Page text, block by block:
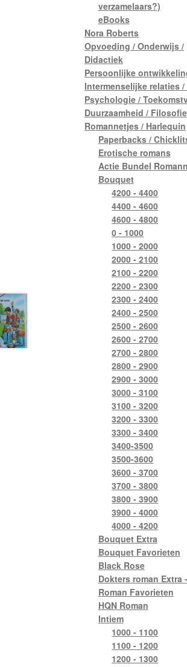
verzamelaars?)
eBooks
Nora Roberts
Opvoeding / Onderwijs /
Didactiek
Persoonlijke
Intermenselijke relaties
Psychologie /
Duurzaamheid / Filosofie
Romannetjes / Harlequin
Paperbacks /
Erotische romans
Actie Bundel
Bouquet
4200 - 4400
4400 - 4600
4600 - 4800
0 - 1000
1000 - 2000
2000 - 2100
2100 - 2200
2200 - 2300
2300 - 2400
2400 - 2500
2500 - 2600
2600 - 2700
2700 - 2800
2800 - 2900
2900 - 3000
3000 - 3100
3100 - 3200
3200 - 3300
3300 - 3400
3400-3500
3500-3600
3600 - 3700
3700 - 3800
3800 - 3900
3900 - 4000
4000 - 4200
Bouquet Extra
Bouquet Favorieten
Black Rose
Dokters roman Extra
Roman Favorieten
HQN Roman
Intiem
1000 - 1100
1100 - 1200
1200 - 1300